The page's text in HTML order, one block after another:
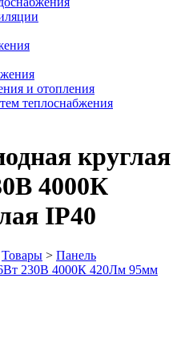
и отопления
теплоснабжения
круглая
4000К
IP40
Товары > Панель
230В 4000К 420Лм 95мм